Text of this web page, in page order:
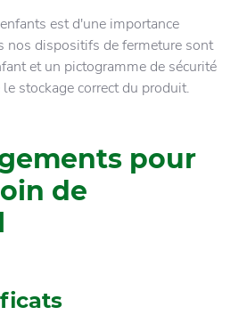
est d'une importance
nos dispositifs de fermeture sont
et un pictogramme de sécurité
stockage correct du produit.
pour
de